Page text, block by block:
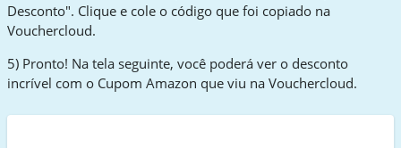
Desconto". Clique e cole o código que foi copiado na
Vouchercloud.
5) Pronto! Na tela seguinte, você poderá ver o desconto
incrível com o Cupom Amazon que viu na Vouchercloud.